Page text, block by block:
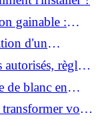
gainable :
d'un
règles
de blanc en
vos